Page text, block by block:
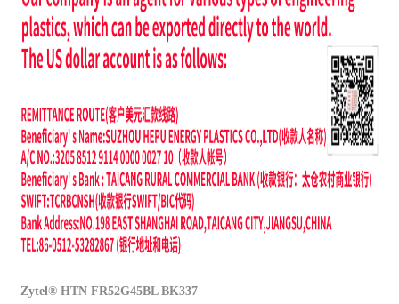
Zytel® HTN FR52G45BL BK337